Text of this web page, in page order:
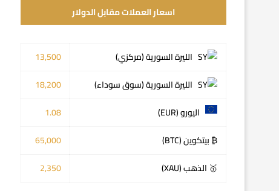
اسعار العملات مقابل الدولار
الليرة السورية (مركزي)
13,500
الليرة السورية (سوق سوداء)
18,200
اليورو (EUR)
1.08
₿ بيتكوين (BTC)
65,000
🥇 الذهب (XAU)
2,350